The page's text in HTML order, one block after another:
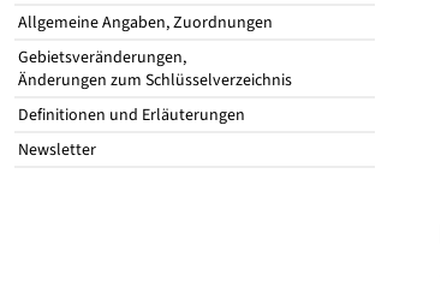
Allgemeine Angaben, Zuordnungen
Gebietsveränderungen,
Änderungen zum Schlüsselverzeichnis
Definitionen und Erläuterungen
Newsletter